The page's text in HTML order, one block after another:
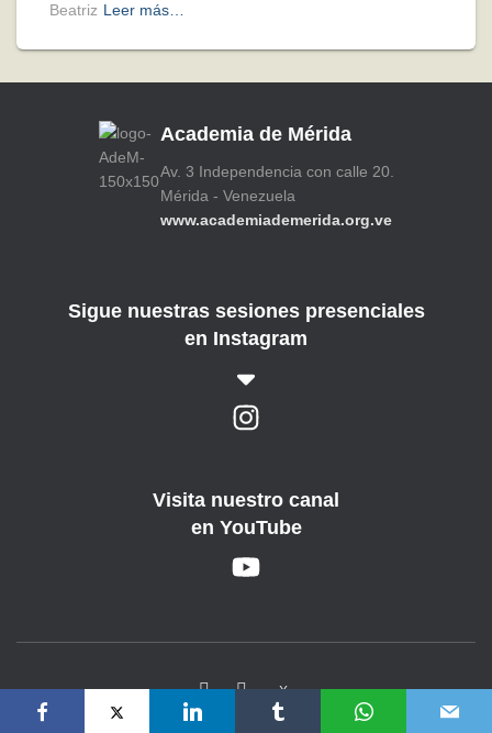
Beatriz Leer más…
Academia de Mérida
Av. 3 Independencia con calle 20.
Mérida - Venezuela
www.academiademerida.org.ve
Sigue nuestras sesiones presenciales
en Instagram
Visita nuestro canal
en YouTube
X